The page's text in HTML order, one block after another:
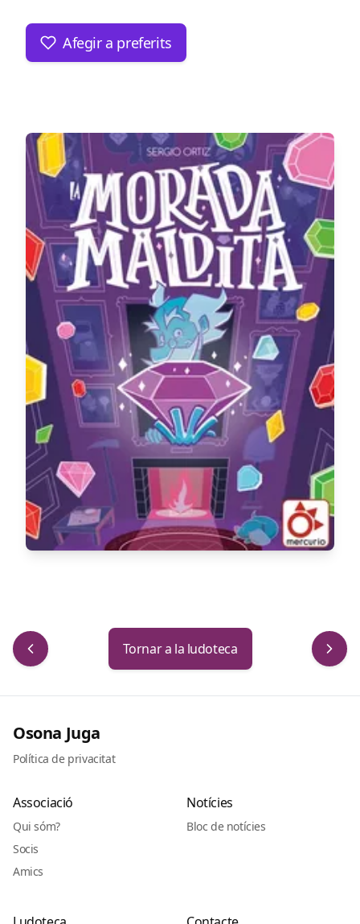
Afegir a preferits
Tornar a la ludoteca
Osona Juga
Política de privacitat
Associació
Qui sóm?
Socis
Amics
Notícies
Bloc de notícies